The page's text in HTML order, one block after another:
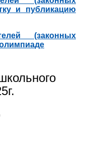
и публикацию
(законных